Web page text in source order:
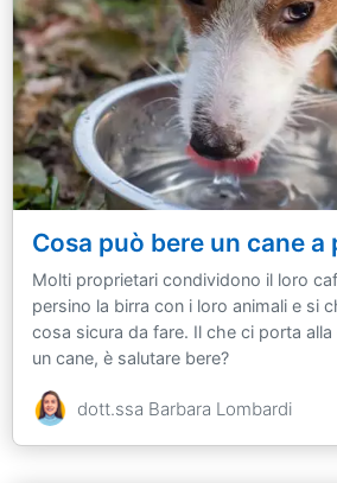
Cosa può bere un cane a
Molti proprietari condividono il loro
persino la birra con i loro animali e si
cosa sicura da fare. Il che ci porta
un cane, è salutare bere?
dott.ssa Barbara Lombardi